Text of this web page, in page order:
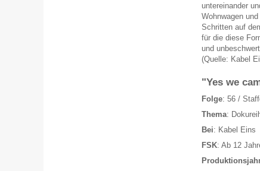
untereinander
Wohnwagen
Schritten auf
für die diese
und
(Quelle: Kabel
"Yes we
Folge: 56 /
Thema:
Bei: Kabel Eins
FSK: Ab 12